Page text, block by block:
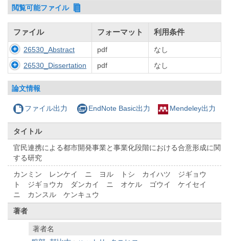
閲覧可能ファイル
ファイル フォーマット 利用条件
26530_Abstract pdf
なし
26530_Dissertation
pdf なし
論文情報
ファイル出力 EndNote Basic出力 Mendeley出力
タイトル
官民連携による都市開発事業と事業化段階における合意形成に関
する研究
カンミン レンケイ ニ ヨル トシ カイハツ ジギョウ
ト ジギョウカ ダンカイ ニ オケル ゴウイ ケイセイ
ニ カンスル ケンキュウ
著者
著者名